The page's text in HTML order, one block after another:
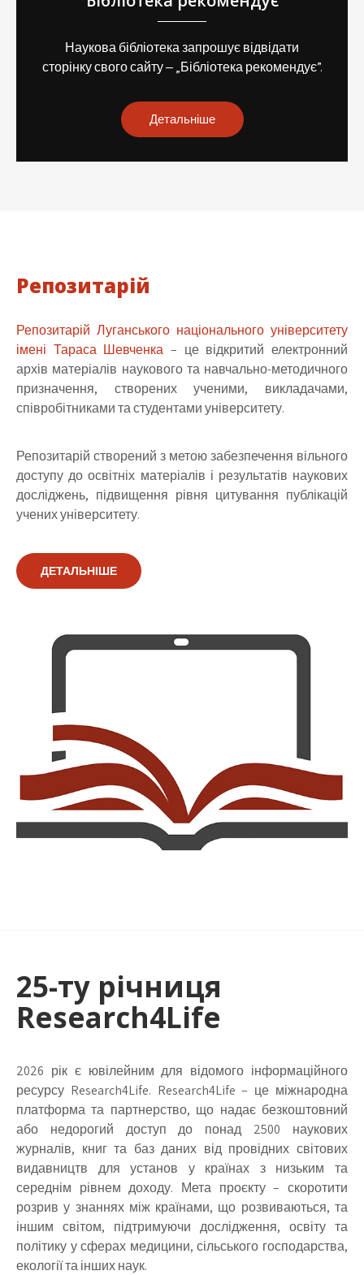
Наукова бібліотека запрошує відвідати
сторінку свого сайту ‒ „Бібліотека рекомендує”.
Детальніше
Репозитарій
Репозитарій Луганського національного університету
імені Тараса Шевченка – це відкритий електронний
архів матеріалів наукового та навчально-методичного
призначення, створених ученими, викладачами,
співробітниками та студентами університету.
Репозитарій створений з метою забезпечення вільного
доступу до освітніх матеріалів і результатів наукових
досліджень, підвищення рівня цитування публікацій
учених університету.
ДЕТАЛЬНІШЕ
25-ту річниця
Research4Life
2026 рік є ювілейним для відомого інформаційного
ресурсу Research4Life. Research4Life – це міжнародна
платформа та партнерство, що надає безкоштовний
або недорогий доступ до понад 2500 наукових
журналів, книг та баз даних від провідних світових
видавництв для установ у країнах з низьким та
середнім рівнем доходу. Мета проєкту – скоротити
розрив у знаннях між країнами, що розвиваються, та
іншим світом, підтримуючи дослідження, освіту та
політику у сферах медицини, сільського господарства,
екології та інших наук.